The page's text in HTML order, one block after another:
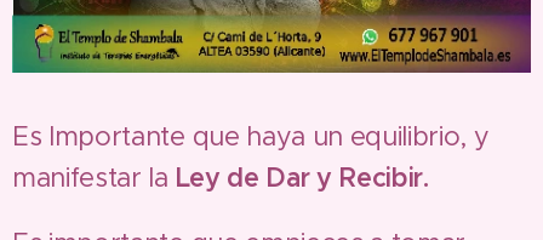
Es Importante que haya un equilibrio, y
manifestar la Ley de Dar y Recibir.